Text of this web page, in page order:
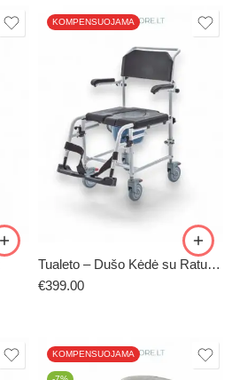
KOMPENSUOJAMA
Tualeto – Dušo Kėdė su Ratukais
€399.00
KOMPENSUOJAMA